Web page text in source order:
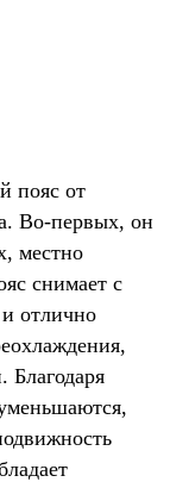
пояс от
Во-первых, он
местно
снимает с
отлично